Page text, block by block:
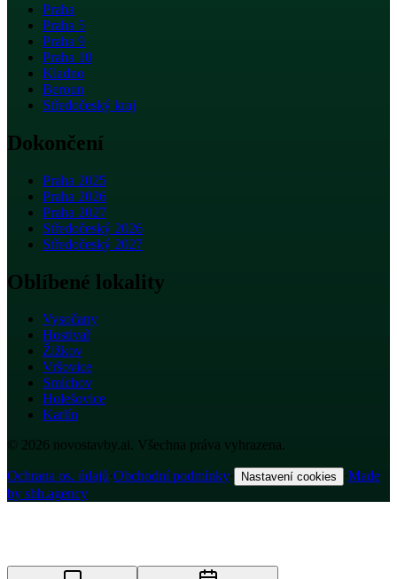
Praha
Praha 5
Praha 9
Praha 10
Kladno
Beroun
Středočeský kraj
Dokončení
Praha 2025
Praha 2026
Praha 2027
Středočeský 2026
Středočeský 2027
Oblíbené lokality
Vysočany
Hostivař
Žižkov
Vršovice
Smíchov
Holešovice
Karlín
© 2026 novostavby.ai. Všechna práva vyhrazena.
Ochrana os. údajů·Obchodní podmínky· Nastavení cookies ·Made
by shh.agency